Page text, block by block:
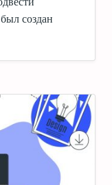
создан